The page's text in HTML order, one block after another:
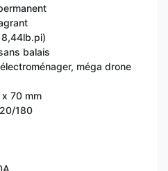
balais
méga drone
70 mm
180